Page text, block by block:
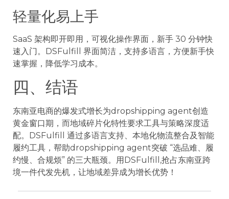
轻量化易上手
SaaS 架构即开即用，可视化操作界面，新手 30 分钟快
速入门。DSFulfill 界面简洁，支持多语言，方便新手快
速掌握，降低学习成本。
四、结语
东南亚电商的爆发式增长为dropshipping agent创造
黄金窗口期，而地域碎片化特性要求工具与策略深度适
配。DSFulfill 通过多语言支持、本地化物流整合及智能
履约工具，帮助dropshipping agent突破 “选品难、履
约慢、合规烦” 的三大瓶颈。用DSFulfill,抢占东南亚跨
境一件代发先机，让地域差异成为增长优势！